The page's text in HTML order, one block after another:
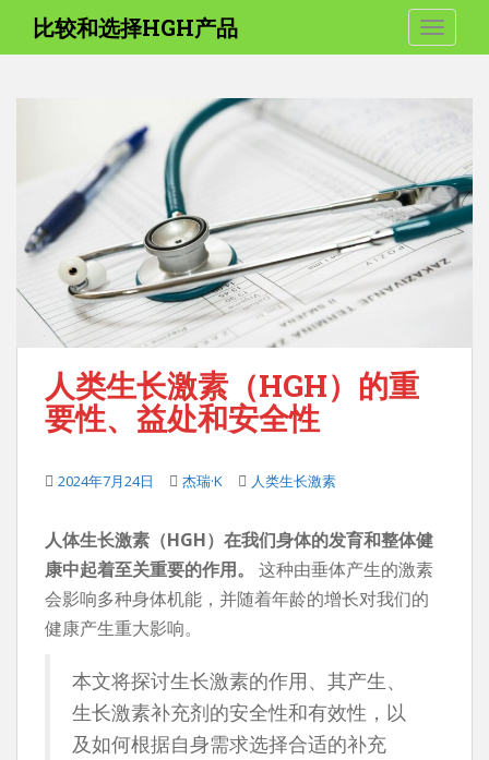
内
比较和选择HGH产品 切换导
人类生长激素（HGH）的重
要性、益处和安全性
2024年7月24日 杰瑞·K 人类生长激素
人体生长激素（HGH）在我们身体的发育和整体健
康中起着至关重要的作用。
这种由垂体产生的激素
会影响多种身体机能，并随着年龄的增长对我们的
健康产生重大影响。
本文将探讨生长激素的作用、其产生、
生长激素补充剂的安全性和有效性，以
及如何根据自身需求选择合适的补充